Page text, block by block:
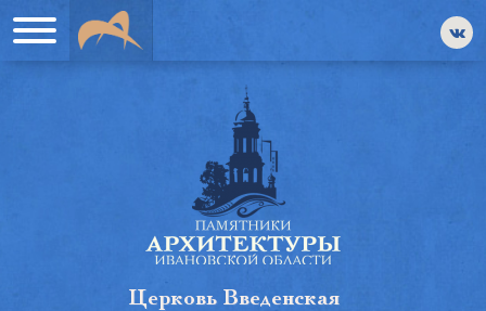
Церковь Введенская